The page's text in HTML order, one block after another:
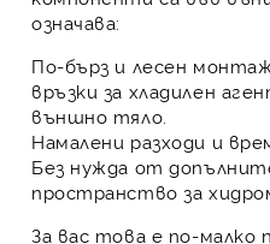
означава:
По-бърз и лесен
връзки за хладилен
външно тяло.
Намалени разходи и
Без нужда от
пространство за
За вас това е по-малко